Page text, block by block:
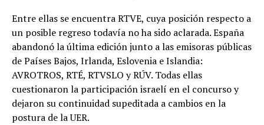
Entre ellas se encuentra RTVE, cuya posición respecto a
un posible regreso todavía no ha sido aclarada. España
abandonó la última edición junto a las emisoras públicas
de Países Bajos, Irlanda, Eslovenia e Islandia:
AVROTROS, RTÉ, RTVSLO y RÚV. Todas ellas
cuestionaron la participación israelí en el concurso y
dejaron su continuidad supeditada a cambios en la
postura de la UER.